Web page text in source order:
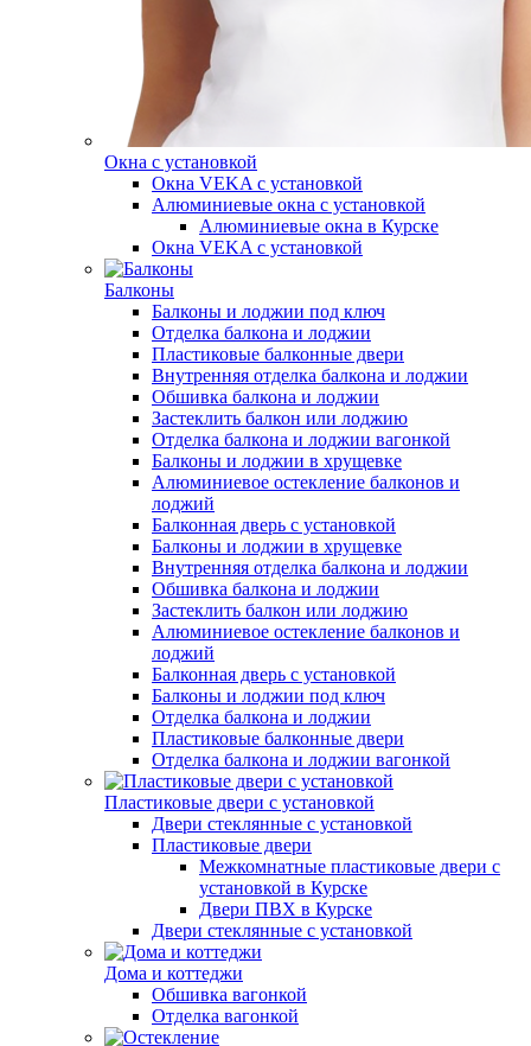
Окна с установкой
Окна VEKA с установкой
Алюминиевые окна с установкой
Алюминиевые окна в Курске
Окна VEKA с установкой
Балконы
Балконы и лоджии под ключ
Отделка балкона и лоджии
Пластиковые балконные двери
Внутренняя отделка балкона и лоджии
Обшивка балкона и лоджии
Застеклить балкон или лоджию
Отделка балкона и лоджии вагонкой
Балконы и лоджии в хрущевке
Алюминиевое остекление балконов и
лоджий
Балконная дверь с установкой
Балконы и лоджии в хрущевке
Внутренняя отделка балкона и лоджии
Обшивка балкона и лоджии
Застеклить балкон или лоджию
Алюминиевое остекление балконов и
лоджий
Балконная дверь с установкой
Балконы и лоджии под ключ
Отделка балкона и лоджии
Пластиковые балконные двери
Отделка балкона и лоджии вагонкой
Пластиковые двери с установкой
Двери стеклянные с установкой
Пластиковые двери
Межкомнатные пластиковые двери с
установкой в Курске
Двери ПВХ в Курске
Двери стеклянные с установкой
Дома и коттеджи
Обшивка вагонкой
Отделка вагонкой